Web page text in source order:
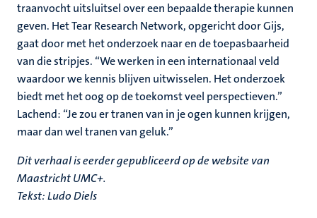
traanvocht uitsluitsel over een bepaalde therapie kunnen
geven. Het Tear Research Network, opgericht door Gijs,
gaat door met het onderzoek naar en de toepasbaarheid
van die stripjes. “We werken in een internationaal veld
waardoor we kennis blijven uitwisselen. Het onderzoek
biedt met het oog op de toekomst veel perspectieven.”
Lachend: “Je zou er tranen van in je ogen kunnen krijgen,
maar dan wel tranen van geluk.”
Dit verhaal is eerder gepubliceerd op de website van
Maastricht UMC+.
Tekst: Ludo Diels